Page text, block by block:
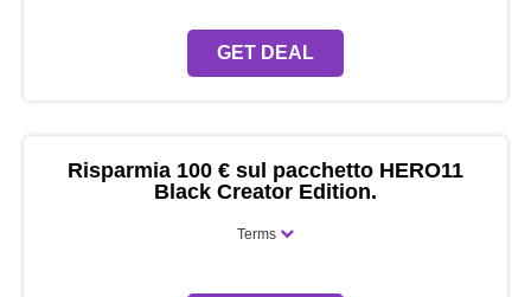
GET DEAL
Risparmia 100 € sul pacchetto HERO11
Black Creator Edition.
Terms